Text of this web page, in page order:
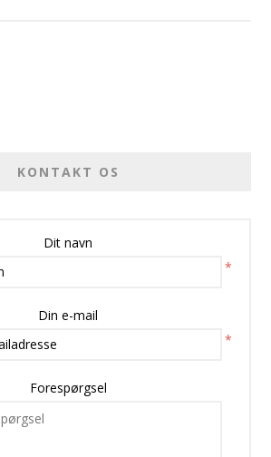
KONTAKT OS
Dit navn
*
Din e-mail
*
Forespørgsel